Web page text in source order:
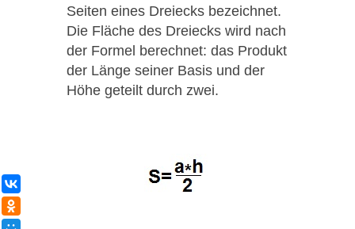
Seiten eines Dreiecks bezeichnet.
Die Fläche des Dreiecks wird nach
der Formel berechnet: das Produkt
der Länge seiner Basis und der
Höhe geteilt durch zwei.